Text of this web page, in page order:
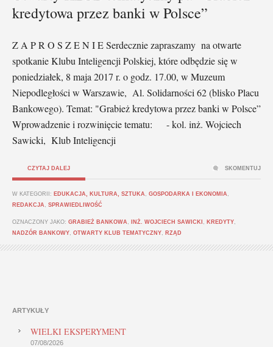
kredytowa przez banki w Polsce”
Z A P R O S Z E N I E Serdecznie zapraszamy na otwarte
spotkanie Klubu Inteligencji Polskiej, które odbędzie się w
poniedziałek, 8 maja 2017 r. o godz. 17.00, w Muzeum
Niepodległości w Warszawie, Al. Solidarności 62 (blisko Placu
Bankowego). Temat: "Grabież kredytowa przez banki w Polsce”
Wprowadzenie i rozwinięcie tematu: - kol. inż. Wojciech
Sawicki, Klub Inteligencji
CZYTAJ DALEJ
W KATEGORII: EDUKACJA, KULTURA, SZTUKA GOSPODARKA I EKONOMIA
REDAKCJA
SPRAWIEDLIWOŚĆ
OZNACZONY JAKO: GRABIEŻ BANKOWA INŻ. WOJCIECH SAWICKI KREDYTY
NADZÓR BANKOWY OTWARTY KLUB TEMATYCZNY RZĄD
SKOMENTUJ
ARTYKUŁY
WIELKI EKSPERYMENT
07/08/2026